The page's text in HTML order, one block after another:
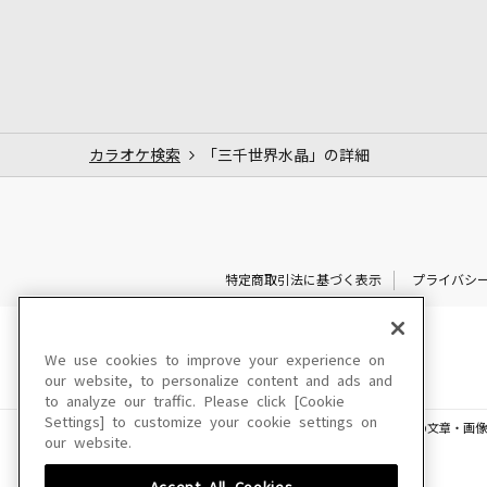
カラオケ検索 「三千世界水晶」の詳細
特定商取引法に基づく表示 プライバシ
このサイトに掲載されている一切の文章・画
We use cookies to improve your experience on
our website, to personalize content and ads and
to analyze our traffic. Please click [Cookie
Settings] to customize your cookie settings on
our website.